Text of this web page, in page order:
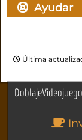
Ayudar
Última